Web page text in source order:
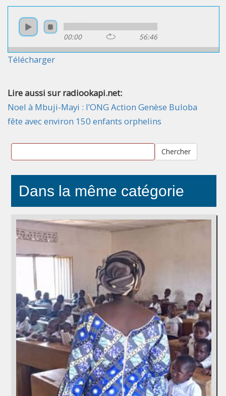
00:00 56:46
Télécharger
Lire aussi sur radiookapi.net:
Noel à Mbuji-Mayi : l’ONG Action Genèse Buloba
fête avec environ 150 enfants orphelins
Chercher
Dans la même catégorie